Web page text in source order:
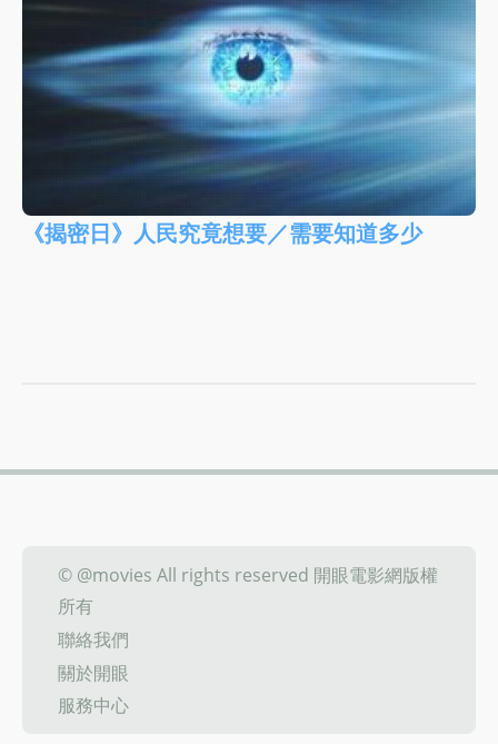
《揭密日》人民究竟想要／需要知道多少
© @movies All rights reserved 開眼電影網版權
所有
聯絡我們
關於開眼
服務中心